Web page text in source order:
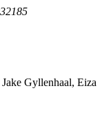
Gyllenhaal, Eiza